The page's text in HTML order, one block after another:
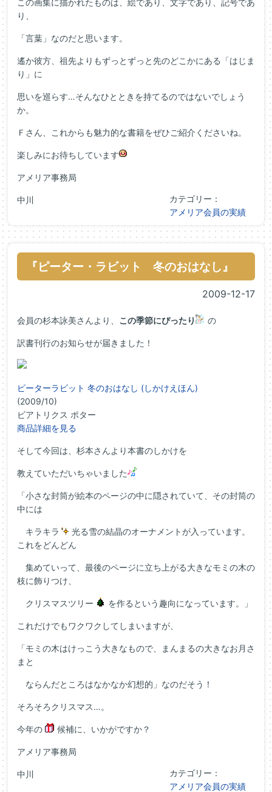
この画集に描かれたものは、絵であり、文字であり、記号であ
り、
「言葉」なのだと思います。
遙か彼方、祖先よりもずっとずっと先のどこかにある「はじま
り」に
思いを巡らす…そんなひとときを持てるのではないでしょう
か。
Ｆさん、これからも魅力的な書籍をぜひご紹介くださいね。
楽しみにお待ちしています
アメリア事務局
中川
カテゴリー：
アメリア会員の実績
『ピーター・ラビット 冬のおはなし』
2009-12-17
会員の杉本詠美さんより、 この季節にぴったり の
訳書刊行のお知らせが届きました！
ピーターラビット 冬のおはなし (しかけえほん)
(2009/10)
ビアトリクス ポター
商品詳細を見る
そして今回は、杉本さんより本書のしかけを
教えていただいちゃいました
「小さな封筒が絵本のページの中に隠されていて、その封筒の
中には
キラキラ
光る雪の結晶のオーナメントが入っています。
これをどんどん
集めていって、最後のページに立ち上がる大きなモミの木の
枝に飾りつけ、
クリスマスツリー を作るという趣向になっています。」
これだけでもワクワクしてしまいますが、
「モミの木はけっこう大きなもので、まんまるの大きなお月さ
まと
ならんだところはなかなか幻想的」なのだそう！
そろそろクリスマス…。
今年の 候補に、いかがですか？
アメリア事務局
中川
カテゴリー：
アメリア会員の実績